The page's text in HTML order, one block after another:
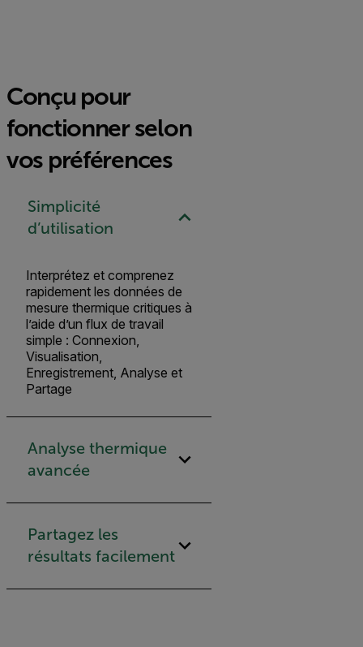
Conçu pour
fonctionner selon
vos préférences
Simplicité
d’utilisation
Interprétez et comprenez
rapidement les données de
mesure thermique critiques à
l’aide d’un flux de travail
simple : Connexion,
Visualisation,
Enregistrement, Analyse et
Partage
Analyse thermique
avancée
Partagez les
résultats facilement